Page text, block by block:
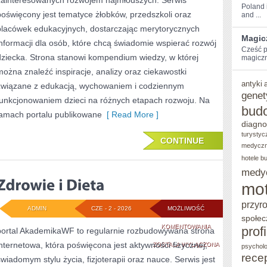
jest tematyce żłobków, przedszkoli oraz
edukacyjnych, dostarczając merytorycznych
dla osób, które chcą świadomie wspierać rozwój
Strona stanowi kompendium wiedzy, w której
znaleźć inspiracje, analizy oraz ciekawostki
z edukacją, wychowaniem i codziennym
dzieci na różnych etapach rozwoju. Na
portalu publikowane [ Read More ]
CONTINUE
MOŻLIWOŚĆ
KOMENTOWANIAZDROWIE
I
DIETA
ZOSTAŁA WYŁĄCZONA
CZE - 2 - 2026
ADMIN
AkademikaWF to regularnie rozbudowywana strona
która poświęcona jest aktywności fizycznej,
stylu życia, fizjoterapii oraz nauce. Serwis jest
Poland
and ...
Cześć⁢
antyki
hotele